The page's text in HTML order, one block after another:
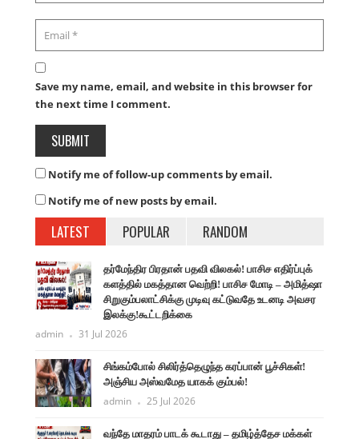
Save my name, email, and website in this browser for
the next time I comment.
Notify me of follow-up comments by email.
Notify me of new posts by email.
LATEST POPULAR RANDOM
தர்மேந்திர பிரதான் பதவி விலகல்! பாசிச எதிர்ப்புக்
களத்தில் மகத்தான வெற்றி! பாசிச மோடி – அமித்ஷா
சிறுகும்பலாட்சிக்கு முடிவு கட்டுவதே உடனடி அவசர
இலக்கு!கூட்டறிக்கை
admin 31 Jul 2026
சிங்கம்போல் சிலிர்த்தெழுந்த கரப்பான் பூச்சிகள்!
அஞ்சிய அஸ்வமேத யாகக் கும்பல்!
admin 25 Jul 2026
வந்தே மாதரம் பாடக் கூடாது – தமிழ்த்தேச மக்கள்